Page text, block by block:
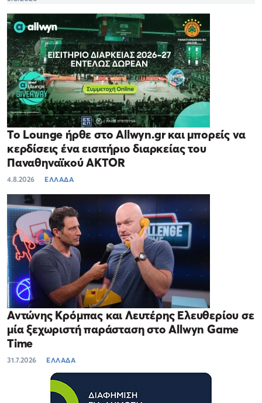
Το Lounge ήρθε στο Allwyn.gr και μπορείς να
κερδίσεις ένα εισιτήριο διαρκείας του
Παναθηναϊκού AKTOR
4.8.2026 ΕΛΛΑΔΑ
Αντώνης Κρόμπας και Λευτέρης Ελευθερίου σε
μία ξεχωριστή παράσταση στο Allwyn Game
Time
31.7.2026 ΕΛΛΑΔΑ